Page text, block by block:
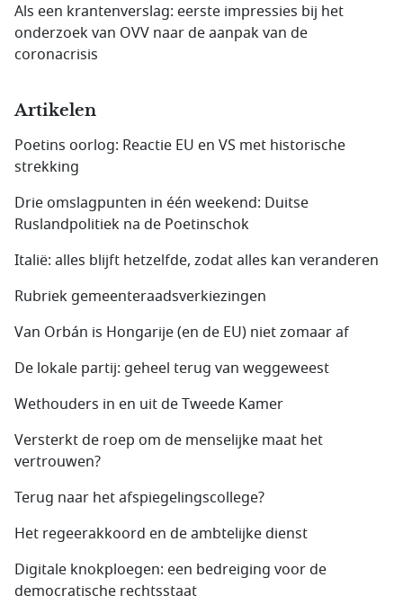
Als een krantenverslag: eerste impressies bij het
onderzoek van OVV naar de aanpak van de
coronacrisis
Artikelen
Poetins oorlog: Reactie EU en VS met historische
strekking
Drie omslagpunten in één weekend: Duitse
Ruslandpolitiek na de Poetinschok
Italië: alles blijft hetzelfde, zodat alles kan veranderen
Rubriek gemeenteraadsverkiezingen
Van Orbán is Hongarije (en de EU) niet zomaar af
De lokale partij: geheel terug van weggeweest
Wethouders in en uit de Tweede Kamer
Versterkt de roep om de menselijke maat het
vertrouwen?
Terug naar het afspiegelingscollege?
Het regeerakkoord en de ambtelijke dienst
Digitale knokploegen: een bedreiging voor de
democratische rechtsstaat